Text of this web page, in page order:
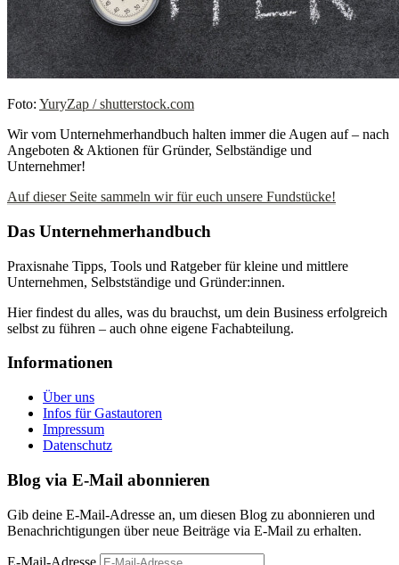
Foto: YuryZap / shutterstock.com
Wir vom Unternehmerhandbuch halten immer die Augen auf – nach
Angeboten & Aktionen für Gründer, Selbständige und
Unternehmer!
Auf dieser Seite sammeln wir für euch unsere Fundstücke!
Das Unternehmerhandbuch
Praxisnahe Tipps, Tools und Ratgeber für kleine und mittlere
Unternehmen, Selbstständige und Gründer:innen.
Hier findest du alles, was du brauchst, um dein Business erfolgreich
selbst zu führen – auch ohne eigene Fachabteilung.
Informationen
Über uns
Infos für Gastautoren
Impressum
Datenschutz
Blog via E-Mail abonnieren
Gib deine E-Mail-Adresse an, um diesen Blog zu abonnieren und
Benachrichtigungen über neue Beiträge via E-Mail zu erhalten.
E-Mail-Adresse